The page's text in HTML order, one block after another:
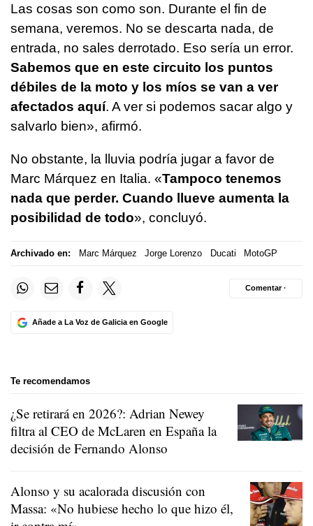
Las cosas son como son. Durante el fin de
semana, veremos. No se descarta nada, de
entrada, no sales derrotado. Eso sería un error.
Sabemos que en este circuito los puntos
débiles de la moto y los míos se van a ver
afectados aquí. A ver si podemos sacar algo y
salvarlo bien», afirmó.
No obstante, la lluvia podría jugar a favor de
Marc Márquez en Italia. «Tampoco tenemos
nada que perder. Cuando llueve aumenta la
posibilidad de todo», concluyó.
Archivado en: Marc Márquez Jorge Lorenzo Ducati MotoGP
Añade a La Voz de Galicia en Google
Comentar ·
Te recomendamos
¿Se retirará en 2026?: Adrian Newey
filtra al CEO de McLaren en España la
decisión de Fernando Alonso
Alonso y su acalorada discusión con
Massa: «No hubiese hecho lo que hizo él,